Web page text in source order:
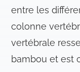
t
m
e
n
entre les
colonne
vertébrale
bambou et est